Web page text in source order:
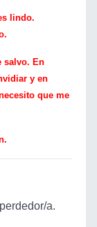
lindo.
salvo. En
y en
que me
a.